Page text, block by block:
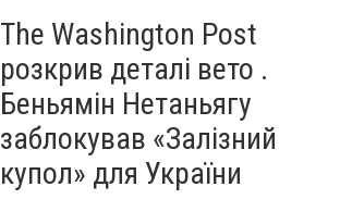
The Washington Post
розкрив деталі вето .
Беньямін Нетаньягу
заблокував «Залізний
купол» для України